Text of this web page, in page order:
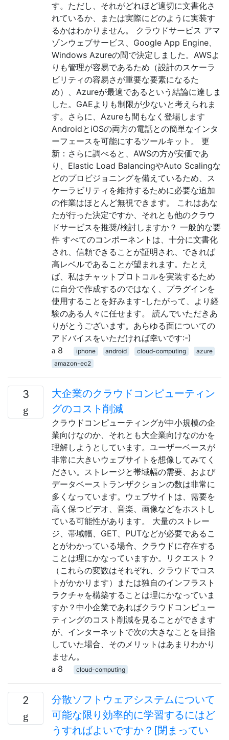
す。ただし、それがどれほど適切に文書化さ
れているか、または実際にどのように実装す
るかはわかりません。 クラウドサービス アマ
ゾンウェブサービス、Google App Engine、
Windows Azureの間で決定しました。AWSよ
りも管理が容易であるため（設計のスケーラ
ビリティの容易さが重要な要素になるた
め）、Azureが最適であるという結論に達しま
した。GAEよりも制限が少ないと考えられま
す。さらに、Azureも間もなく登場します
AndroidとiOSの両方の電話との簡単なインタ
ーフェースを可能にするツールキット。 更
新：さらに調べると、AWSの方が安価であ
り、Elastic Load BalancingやAuto Scalingな
どのプロビジョニングを備えているため、ス
ケーラビリティを維持するために必要な追加
の作業はほとんど無視できます。 これはあな
たが行った決定ですか、それとも他のクラウ
ドサービスを推奨/検討しますか？ 一般的な要
件 すべてのコンポーネントは、十分に文書化
され、信頼できることが証明され、できれば
高レベルであることが望まれます。たとえ
ば、私はチャットプロトコルを実装するため
に自分で作成するのではなく、プラグインを
使用することを好みます-したがって、より経
験のある人々に任せます。 読んでいただきあ
りがとうございます。あらゆる面についての
アドバイスをいただければ幸いです:-)
8
iphone android cloud-computing
azure
amazon-ec2
3
大企業のクラウドコンピューティン
グのコスト削減
クラウドコンピューティングが中小規模の企
業向けなのか、それとも大企業向けなのかを
理解しようとしています。ユーザーベースが
非常に大きいウェブサイトを想像してみてく
ださい。ストレージと帯域幅の需要、および
データベーストランザクションの数は非常に
多くなっています。ウェブサイトは、需要を
高く保つビデオ、音楽、画像などをホストし
ている可能性があります。 大量のストレー
ジ、帯域幅、GET、PUTなどが必要であるこ
とがわかっている場合、クラウドに存在する
ことは理にかなっていますか。リクエスト？
（これらの変数はそれぞれ、クラウドでコス
トがかかります）または独自のインフラスト
ラクチャを構築することは理にかなっていま
すか？中小企業であればクラウドコンピュー
ティングのコスト削減を見ることができます
が、インターネットで次の大きなことを目指
していた場合、そのメリットはあまりわかり
ません。
8
cloud-computing
2
分散ソフトウェアシステムについて
可能な限り効率的に学習するにはど
うすればよいですか？[閉まってい